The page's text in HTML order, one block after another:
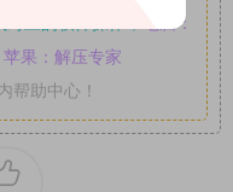
电脑：
果：解压专家
帮助中心！